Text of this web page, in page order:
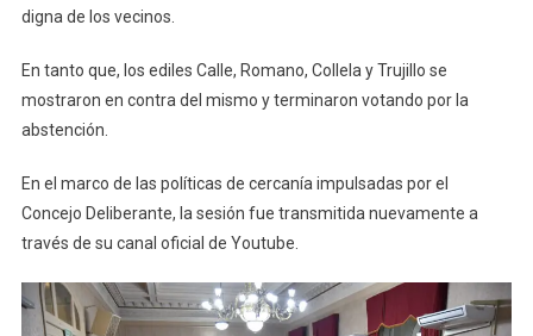
digna de los vecinos.
En tanto que, los ediles Calle, Romano, Collela y Trujillo se
mostraron en contra del mismo y terminaron votando por la
abstención.
En el marco de las políticas de cercanía impulsadas por el
Concejo Deliberante, la sesión fue transmitida nuevamente a
través de su canal oficial de Youtube.